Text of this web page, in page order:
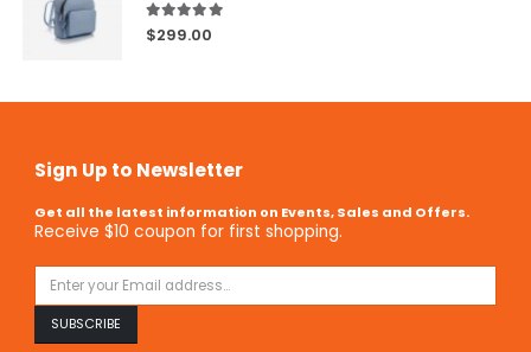
5.00out of 5
$299.00
Sign Up to Newsletter
Get all the latest information on Events, Sales and Offers.
Receive $10 coupon for first shopping.